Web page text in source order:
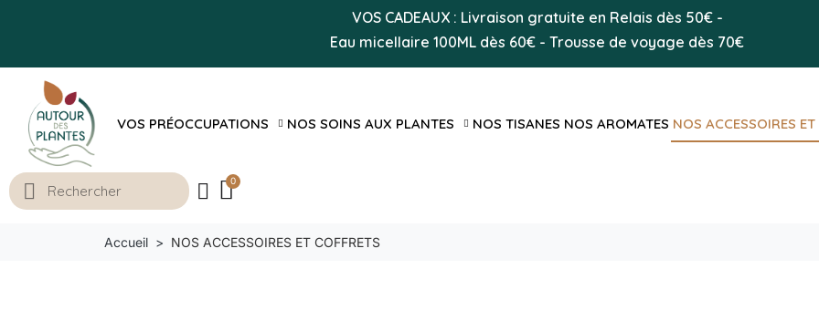
VOS CADEAUX : Livraison gratuite en Relais dès 50€-
Eau micellaire 100ML dès 60€ -Trousse de voyage dès 70€
VOS PRÉOCCUPATIONS NOS SOINS AUX PLANTES NOS TISANES NOS AROMATES NOS ACCESSOIRES ET
Accueil NOS ACCESSOIRES ET COFFRETS